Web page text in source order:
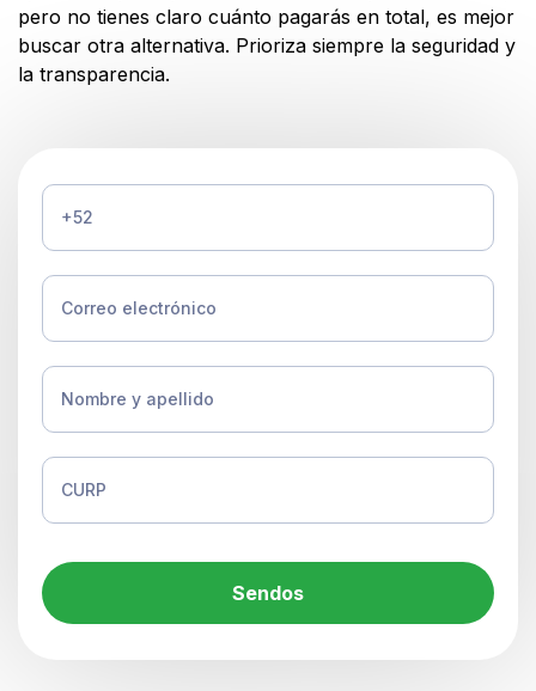
pero no tienes claro cuánto pagarás en total, es mejor
buscar otra alternativa. Prioriza siempre la seguridad y
la transparencia.
Sendos